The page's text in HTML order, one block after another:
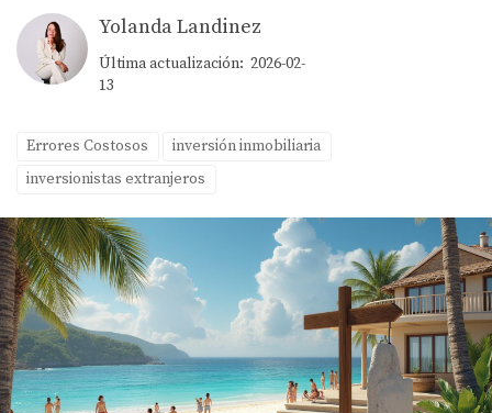
Yolanda Landinez
Última actualización: 2026-02-
13
Errores Costosos
inversión inmobiliaria
inversionistas extranjeros